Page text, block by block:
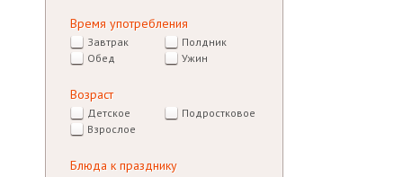
Время употребления
Завтрак
Полдник
Обед
Ужин
Возраст
Детское
Подростковое
Взрослое
Блюда к празднику